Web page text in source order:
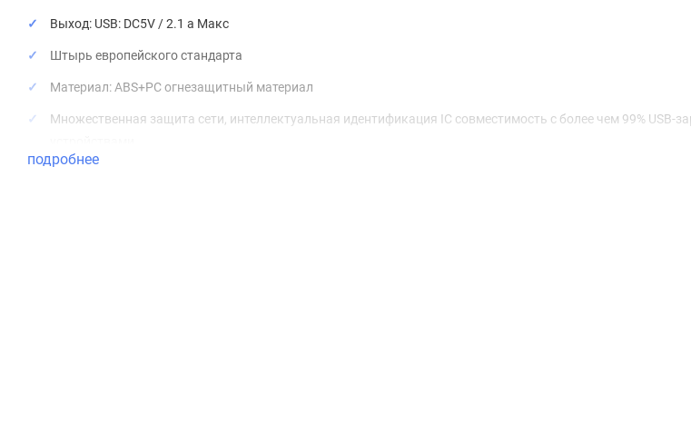
Выход: USB: DC5V / 2.1 a Макс
Штырь европейского стандарта
Материал: ABS+PC огнезащитный материал
Множественная защита сети, интеллектуальная идентификация IC совместимость с более чем 99%
подробнее